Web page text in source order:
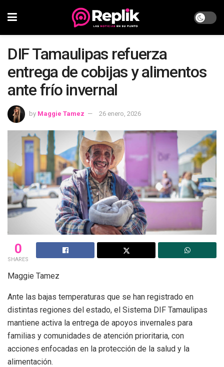
DIF Tamaulipas refuerza
entrega de cobijas y alimentos
ante frío invernal
by Maggie Tamez 26 enero, 2026
0
SHARES
Maggie Tamez
Ante las bajas temperaturas que se han registrado en
distintas regiones del estado, el Sistema DIF Tamaulipas
mantiene activa la entrega de apoyos invernales para
familias y comunidades de atención prioritaria, con
acciones enfocadas en la protección de la salud y la
alimentación.